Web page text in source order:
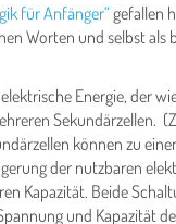
für Anfänger“gefallen
Worten und selbst
Energie, der
Sekundärzellen.
können zu
der nutzbaren
Kapazität. Beide
und Kapazität